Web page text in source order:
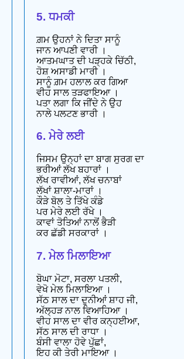
5. ਧਮਕੀ
ਗ਼ਮ ਉਹਨਾਂ ਨੇ ਦਿਤਾ ਸਾਨੂੰ
ਜਾਨ ਆਪਣੀ ਵਾਰੀ ।
ਆਤਮਘਾਤ ਦੀ ਪੜ੍ਹਕੇ ਚਿੱਠੀ,
ਹੋਸ਼ ਅਸਾਡੀ ਮਾਰੀ ।
ਸਾਨੂੰ ਗ਼ਮ ਹਲਾਲ ਕਰ ਗਿਆ
ਵੀਹ ਸਾਲ ਤੜਫਾਇਆ ।
ਪਤਾ ਲਗਾ ਕਿ ਜੀਂਦੇ ਨੇ ਉਹ
ਨਾਲੇ ਪਲਟਣ ਭਾਰੀ ।
6. ਮੇਰੇ ਲਈ
ਜਿਸਮ ਉਨ੍ਹਾਂ ਦਾ ਬਾਗ ਸੁਰਗ ਦਾ
ਭਰੀਆਂ ਲੱਖ ਬਹਾਰਾਂ ।
ਲੱਖ ਰਾਵੀਆਂ, ਲੱਖ ਚਨਾਬਾਂ
ਲੱਖਾਂ ਸ਼ਾਲਾ-ਮਾਰਾਂ ।
ਕੌੜੇ ਬੋਲ ਤੇ ਤਿੱਖੇ ਕੰਡੇ
ਪਰ ਮੇਰੇ ਲਈ ਰੱਖੇ ।
ਕਾਵਾਂ ਤੋਤਿਆਂ ਨਾਲੋਂ ਭੈੜੀ
ਕਰ ਛੱਡੀ ਸਰਕਾਰਾਂ ।
7. ਮੇਲ ਮਿਲਾਇਆ
ਬੋਘਾ ਮੋਟਾ, ਸਰਲਾ ਪਤਲੀ,
ਵੇਖੋ ਮੇਲ ਮਿਲਾਇਆ ।
ਸੱਠ ਸਾਲ ਦਾ ਦੁਨੀਆਂ ਸ਼ਾਹ ਜੀ,
ਅੱਲ੍ਹੜ ਨਾਲ ਵਿਆਹਿਆ ।
ਵੀਹ ਸਾਲ ਦਾ ਵੀਰ ਕਨ੍ਹਈਆ,
ਸੱਠ ਸਾਲ ਦੀ ਰਾਧਾ ।
ਬੰਸੀ ਵਾਲਾ ਹੋਵੇ ਪੁੱਛਾਂ,
ਇਹ ਕੀ ਤੇਰੀ ਮਾਇਆ ।